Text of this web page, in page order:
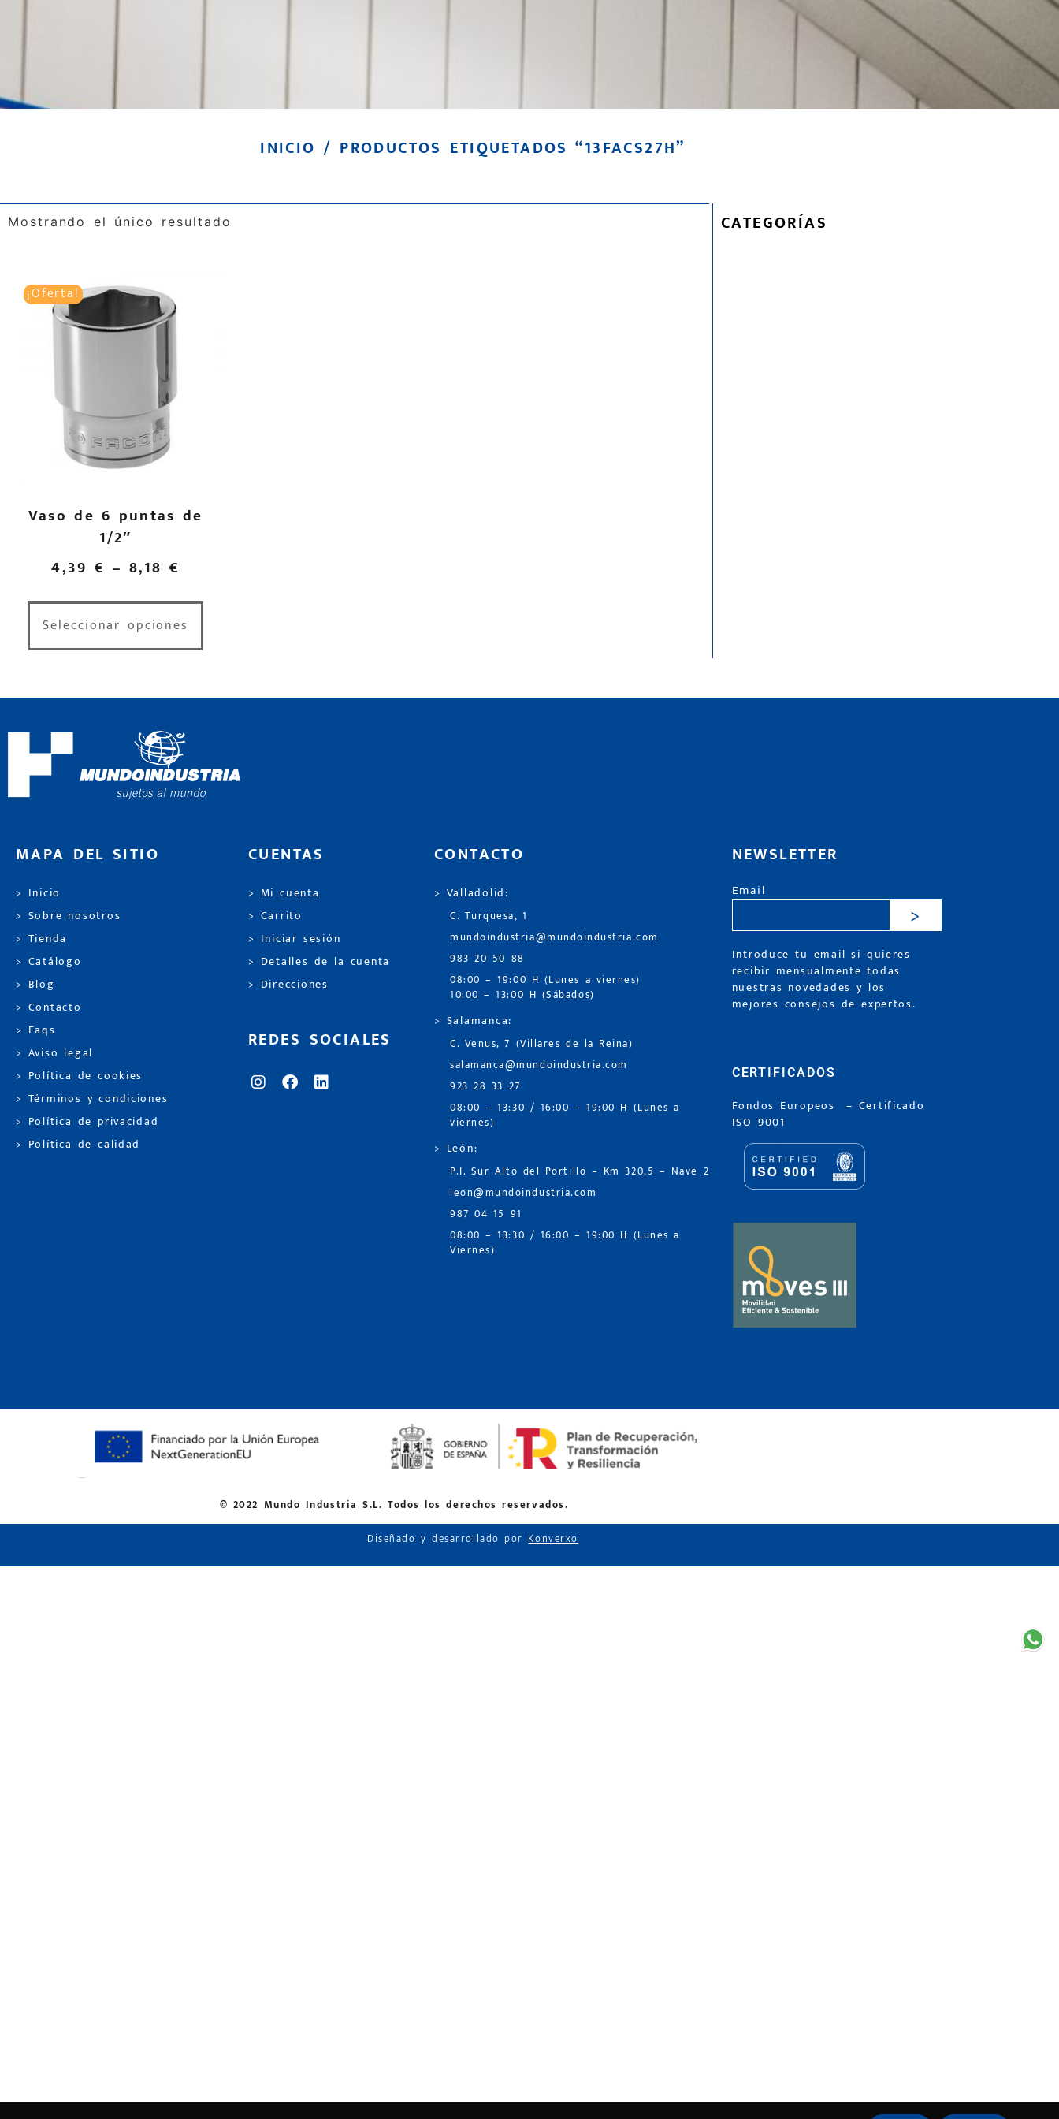
INICIO / PRODUCTOS ETIQUETADOS “13FACS27H”
Mostrando el único resultado
¡Oferta!
Vaso de 6 puntas de
1/2″
4,39 € –8,18 €
Seleccionar opciones
CATEGORÍAS
MAPA DEL SITIO
> Inicio
> Sobre nosotros
> Tienda
> Catálogo
> Blog
> Contacto
> Faqs
> Aviso legal
> Política de cookies
> Términos y condiciones
> Política de privacidad
> Política de calidad
CUENTAS
> Mi cuenta
> Carrito
> Iniciar sesión
> Detalles de la cuenta
> Direcciones
REDES SOCIALES
CONTACTO
> Valladolid:
C. Turquesa, 1
mundoindustria@mundoindustria.com
983 20 50 88
08:00 – 19:00 H (Lunes a viernes)
10:00 – 13:00 H (Sábados)
> Salamanca:
C. Venus, 7 (Villares de la Reina)
salamanca@mundoindustria.com
923 28 33 27
08:00 – 13:30 / 16:00 – 19:00 H (Lunes a
viernes)
> León:
P.I. Sur Alto del Portillo – Km 320,5 – Nave 2
leon@mundoindustria.com
987 04 15 91
08:00 – 13:30 / 16:00 – 19:00 H (Lunes a
Viernes)
NEWSLETTER
Email
>
Introduce tu email si quieres
recibir mensualmente todas
nuestras novedades y los
mejores consejos de expertos.
CERTIFICADOS
Fondos Europeos – Certificado
ISO 9001
© 2022 Mundo Industria S.L. Todos los derechos reservados.
Diseñado y desarrollado porKonverxo